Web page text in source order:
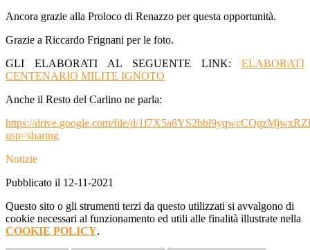
Ancora grazie alla Proloco di Renazzo per questa opportunità.
Grazie a Riccardo Frignani per le foto.
GLI ELABORATI AL SEGUENTE LINK: ELABORATI
CENTENARIO MILITE IGNOTO
Anche il Resto del Carlino ne parla:
https://drive.google.com/file/d/
usp=sharing
Notizie
Pubblicato il 12-11-2021
Questo sito o gli strumenti terzi da questo utilizzati si avvalgono di
cookie necessari al funzionamento ed utili alle finalità illustrate nella
COOKIE POLICY.